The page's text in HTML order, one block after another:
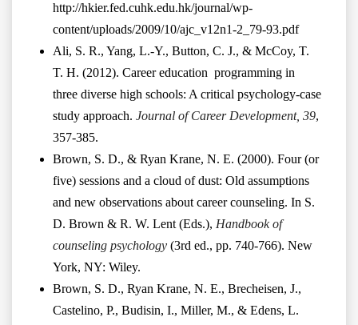
http://hkier.fed.cuhk.edu.hk/journal/wp-
content/uploads/2009/10/ajc_v12n1-2_79-93.pdf
Ali, S. R., Yang, L.-Y., Button, C. J., & McCoy, T.
T. H. (2012). Career education programming in
three diverse high schools: A critical psychology-case
study approach.Journal of Career Development, 39,
357-385.
Brown, S. D., & Ryan Krane, N. E. (2000). Four (or
five) sessions and a cloud of dust: Old assumptions
and new observations about career counseling. In S.
D. Brown & R. W. Lent (Eds.),Handbook of
counseling psychology (3rd ed., pp. 740-766). New
York, NY: Wiley.
Brown, S. D., Ryan Krane, N. E., Brecheisen, J.,
Castelino, P., Budisin, I., Miller, M., & Edens, L.